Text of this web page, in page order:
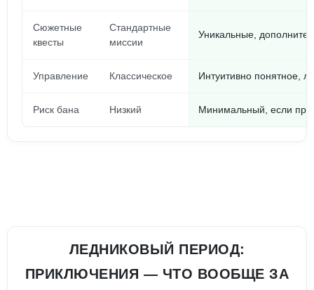
Сюжетные
квесты
Стандартные
миссии
Уникальные,
Управление Классическое Интуитивно понятное,
Риск бана Низкий Минимальный, если
ЛЕДНИКОВЫЙ ПЕРИОД:
ПРИКЛЮЧЕНИЯ — ЧТО ВООБЩЕ ЗА